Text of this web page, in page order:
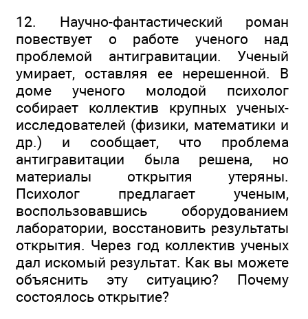
12. Научно-фантастический роман
повествует о работе ученого над
проблемой антигравитации. Ученый
умирает, оставляя ее нерешенной. В
доме ученого молодой психолог
собирает коллектив крупных ученых-
исследователей (физики, математики и
др.) и сообщает, что проблема
антигравитации была решена, но
материалы открытия утеряны.
Психолог предлагает ученым,
воспользовавшись оборудованием
лаборатории, восстановить результаты
открытия. Через год коллектив ученых
дал искомый результат. Как вы можете
объяснить эту ситуацию? Почему
состоялось открытие?